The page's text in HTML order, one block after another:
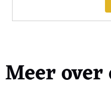
Meer